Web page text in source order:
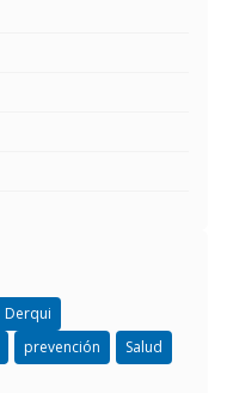
Derqui
prevención
Salud